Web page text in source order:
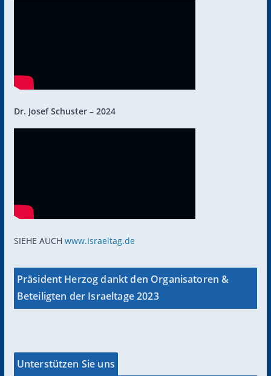
Dr. Josef Schuster – 2024
SIEHE AUCH www.Israeltag.de
Präsident Herzog dankt den Organisatoren &
Beteiligten der Israeltage 2023
Unterstützen Sie uns